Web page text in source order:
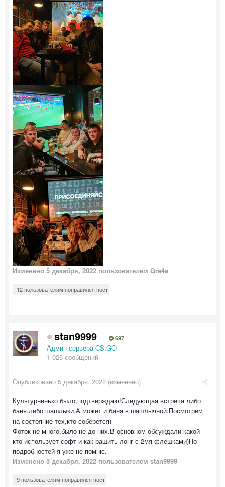
Изменено 5 декабря, 2022 пользователем Gre4a
12 пользователям понравился пост
stan9999 697
Админ сервера CS:GO
1 026 сообщений
Опубликовано 5 декабря, 2022 (изменено)
Культурненько было,подтверждаю!Следующая встреча либо
баня,либо шашлыки.А может и баня в шашлычной.Посмотрим
на состояние тех,кто соберется)
Фоток не много,было не до них.В основном обсуждали какой
кто использует софт и как рашить лонг с 2мя флешками)Но
подробностей я уже не помню.
Изменено 5 декабря, 2022 пользователем stan9999
9 пользователям понравился пост